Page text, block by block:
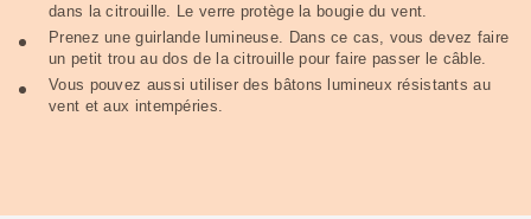
dans la citrouille. Le verre protège la bougie du vent.
Prenez une guirlande lumineuse. Dans ce cas, vous devez faire
un petit trou au dos de la citrouille pour faire passer le câble.
Vous pouvez aussi utiliser des bâtons lumineux résistants au
vent et aux intempéries.